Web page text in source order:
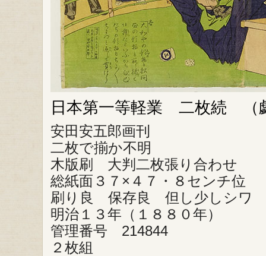
日本第一等軽業 二枚続 （
安田安五郎画刊
二枚で揃か不明
木版刷 大判二枚張り合わせ
総紙面３７×４７・８センチ位
刷り良 保存良 但し少しシワ
明治１３年（１８８０年）
管理番号 214844
２枚組